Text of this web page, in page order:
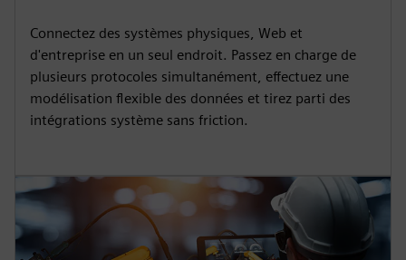
Connectez des systèmes physiques, Web et
d'entreprise en un seul endroit. Passez en charge de
plusieurs protocoles simultanément, effectuez une
modélisation flexible des données et tirez parti des
intégrations système sans friction.